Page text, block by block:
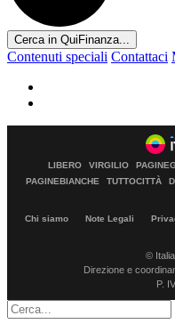
Cerca in QuiFinanza...
Contenuti speciali Contattaci
LIBERO VIRGILIO
PAGINEBIANCHE
TUTTOCITTÀ
Chi siamo Note Legali
©
Direzione e
P.